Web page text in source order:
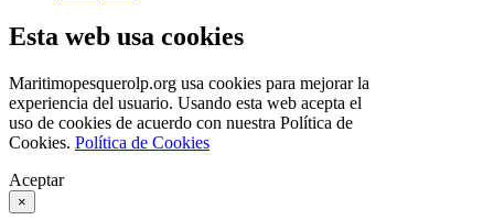
Esta web usa cookies
Maritimopesquerolp.org usa cookies para mejorar la
experiencia del usuario. Usando esta web acepta el
uso de cookies de acuerdo con nuestra Política de
Cookies. Política de Cookies
Aceptar
×